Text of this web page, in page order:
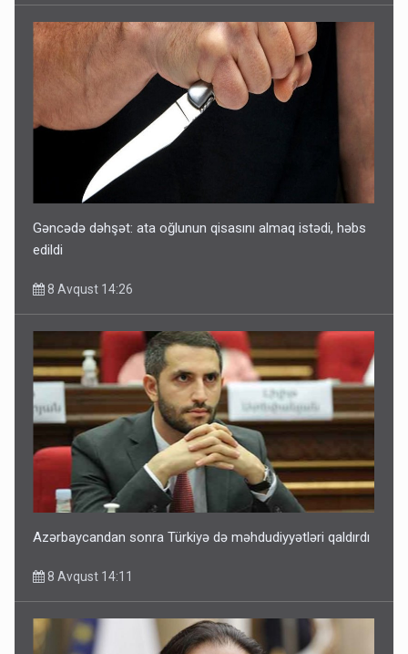
Gəncədə dəhşət: ata oğlunun qisasını almaq istədi, həbs
edildi
8 Avqust 14:26
Azərbaycandan sonra Türkiyə də məhdudiyyətləri qaldırdı
8 Avqust 14:11